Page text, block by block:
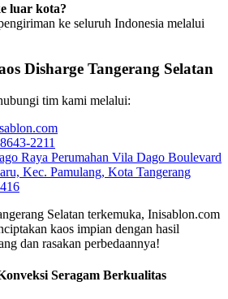
luar kota?
ke seluruh Indonesia melalui
Disharge Tangerang Selatan
tim kami melalui:
2211
Raya Perumahan Vila Dago Boulevard
Kec. Pamulang, Kota Tangerang
Selatan terkemuka, Inisablon.com
kaos impian dengan hasil
dan rasakan perbedaannya!
Seragam Berkualitas